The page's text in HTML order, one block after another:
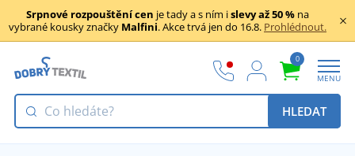
Srpnové rozpouštění cen je tady a s ním islevy až 50 % na
vybrané kousky značky Malfini. Akce trvá jen do 16.8. Prohlédnout.
0
MENU
HLEDAT